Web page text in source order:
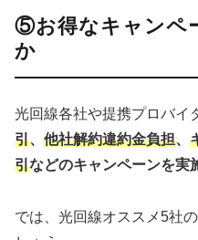
⑤お得なキャンペ
か
光回線各社や提携プロバイ
引、 他社解約違約金負担、
引などのキャンペーンを実
では、光回線オススメ5社